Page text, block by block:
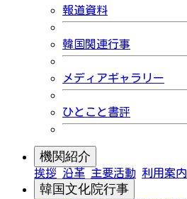
報道資料
韓国関連行事
メディアギャラリー
ひとこと書評
機関紹介
挨拶 沿革 主要活動 利用案内
韓国文化院行事